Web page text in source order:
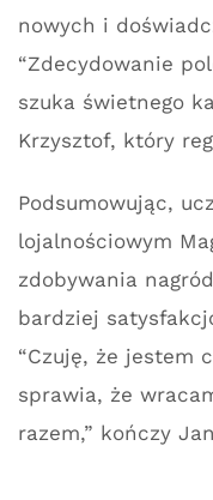
nowych i
“Zdecydowanie
szuka świetnego
Krzysztof, który
Podsumowując,
lojalnościowym
zdobywania
bardziej
“Czuję, że jestem
sprawia, że
razem,” kończy